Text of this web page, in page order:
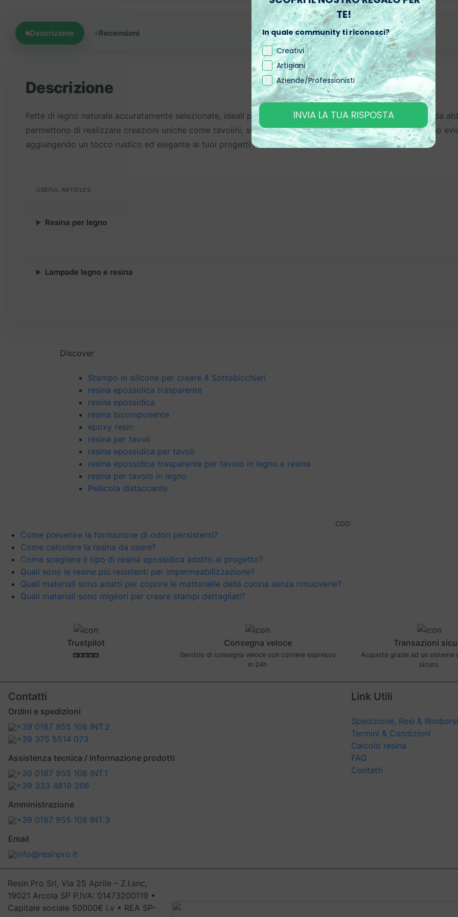
Descrizione Recensioni
Descrizione
Fette di legno naturale accuratamente selezionate, ideali per i tuoi progetti creativi e decorativi. Perfette da
permettono di realizzare creazioni uniche come tavolini, sottobicchieri, cornici o vassoi. Ogni fetta di legno
aggiungendo un tocco rustico ed elegante ai tuoi progetti fai-da-te.
USEFUL ARTICLES
Resina per legno
Lampade legno e resina
Discover
Stampo in silicone per creare 4 Sottobicchieri
resina epossidica trasparente
resina epossidica
resina bicomponente
epoxy resin
resina per tavoli
resina epossidica per tavoli
resina epossidica trasparente per tavolo in legno e resina
resina per tavolo in legno
Pellicola distaccante
COD:
Come prevenire la formazione di odori persistenti?
Come calcolare la resina da usare?
Come scegliere il tipo di resina epossidica adatto al progetto?
Quali sono le resine più resistenti per impermeabilizzazione?
Quali materiali sono adatti per coprire le mattonelle della cucina senza rimuoverle?
Quali materiali sono migliori per creare stampi dettagliati?
Trustpilot Consegna veloce
Servizio di consegna veloce con corriere espresso
in 24h
Transazioni
Acquista grazie ad un sistema
sicuro.
Contatti
Ordini e spedizioni
+39 0187 955 108 INT.2
+39 375 5514 073
Assistenza tecnica / Informazione prodotti
+39 0187 955 108 INT.1
+39 333 4819 266
Amministrazione
+39 0187 955 108 INT.3
Email
info@resinpro.it
Link Utili
Spedizione, Resi & Rimborsi
Termini & Condizioni
Calcolo resina
FAQ
Contatti
Resin Pro Srl, Via 25 Aprile – Z.I.snc,
19021 Arcola SP P.IVA: 01473200119 •
Capitale sociale 50000€ i.v • REA SP-
TE!
In quale community ti riconosci?
Creativi
Artigiani
Aziende/Professionisti
INVIA LA TUA RISPOSTA